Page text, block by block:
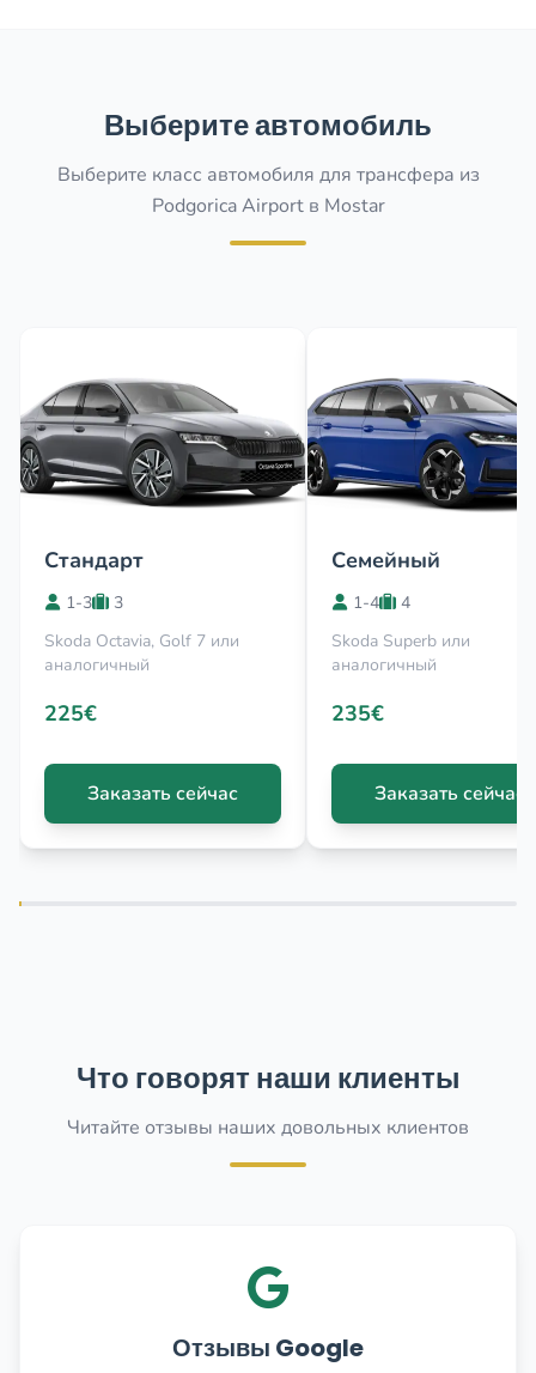
Выберите автомобиль
Выберите класс автомобиля для трансфера из
Podgorica Airport в Mostar
Стандарт
1-3
3
Skoda Octavia, Golf 7 или
аналогичный
225€
Заказать сейчас
Семейный
1-4
4
Skoda Superb или
аналогичный
235€
Заказать сейчас
Что говорят наши клиенты
Читайте отзывы наших довольных клиентов
Отзывы Google